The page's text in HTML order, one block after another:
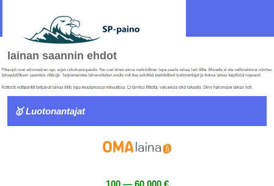
lainan saannin ehdot
🥇 Luotonantajat
100 — 60.000 €